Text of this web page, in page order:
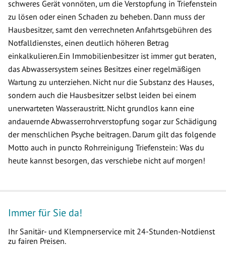
schweres Gerät vonnöten, um die Verstopfung in Triefenstein
zu lösen oder einen Schaden zu beheben. Dann muss der
Hausbesitzer, samt den verrechneten Anfahrtsgebühren des
Notfalldienstes, einen deutlich höheren Betrag
einkalkulieren.Ein Immobilienbesitzer ist immer gut beraten,
das Abwassersystem seines Besitzes einer regelmäßigen
Wartung zu unterziehen. Nicht nur die Substanz des Hauses,
sondern auch die Hausbesitzer selbst leiden bei einem
unerwarteten Wasseraustritt. Nicht grundlos kann eine
andauernde Abwasserrohrverstopfung sogar zur Schädigung
der menschlichen Psyche beitragen. Darum gilt das folgende
Motto auch in puncto Rohrreinigung Triefenstein: Was du
heute kannst besorgen, das verschiebe nicht auf morgen!
Immer für Sie da!
Ihr Sanitär- und Klempnerservice mit 24-Stunden-Notdienst
zu fairen Preisen.